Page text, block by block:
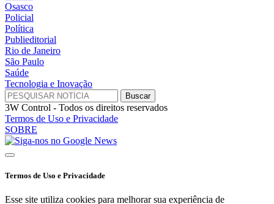
Osasco
Policial
Política
Publieditorial
Rio de Janeiro
São Paulo
Saúde
Tecnologia e Inovação
3W Control - Todos os direitos reservados
Termos de Uso e Privacidade
SOBRE
Termos de Uso e Privacidade
Esse site utiliza cookies para melhorar sua experiência de